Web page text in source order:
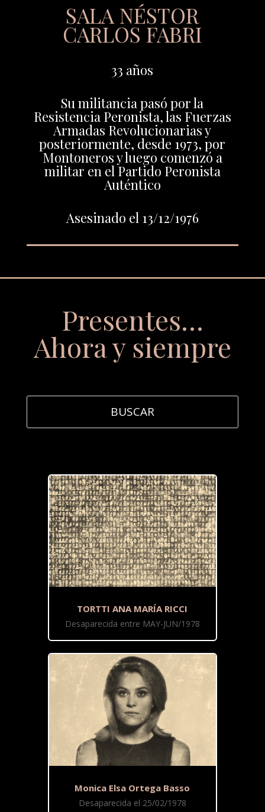
SALA NÉSTOR
CARLOS FABRI
33 años
Su militancia pasó por la
Resistencia Peronista, las Fuerzas
Armadas Revolucionarias y
posteriormente, desde 1973, por
Montoneros y luego comenzó a
militar en el Partido Peronista
Auténtico
Asesinado el 13/12/1976
Presentes…
Ahora y siempre
TORTTI ANA MARÍA RICCI
Desaparecida entre MAY-JUN/1978
Monica Elsa Ortega Basso
Desaparecida el 25/02/1978